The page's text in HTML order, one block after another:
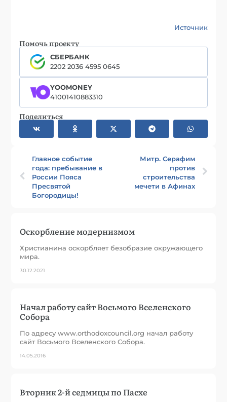
Источник
Помочь проекту
СБЕРБАНК
2202 2036 4595 0645
YOOMONEY
41001410883310
Поделиться
Главное событие
года: пребывание в
России Пояса
Пресвятой
Богородицы!
Митр. Серафим
против
строительства
мечети в Афинах
Оскорбление модернизмом
Христианина оскорбляет безобразие окружающего
мира.
30.12.2021
Начал работу сайт Восьмого Вселенского
Собора
По адресу www.orthodoxcouncil.org начал работу
сайт Восьмого Вселенского Собора.
14.05.2016
Вторник 2-й седмицы по Пасхе